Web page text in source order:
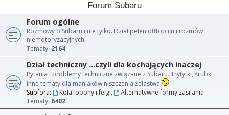
Forum Subaru
Forum ogólne
Rozmowy o Subaru i nie tylko. Dział pełen offtopicu i rozmów
niemotoryzacyjnych.
Tematy: 2164
Dział techniczny ...czyli dla kochających inaczej
Pytania i problemy techniczne związane z Subaru. Trytytki, śrubki i
inne tematy dla maniaków niszczenia żelastwa
Subfora:
Koła: opony i felgi,
Alternatywne formy zasilania
Tematy: 6402